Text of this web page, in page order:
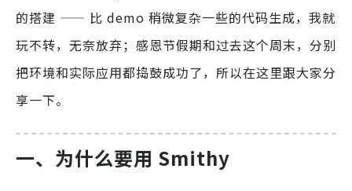
的搭建 —— 比 demo 稍微复杂一些的代码生成，我就
玩不转，无奈放弃；感恩节假期和过去这个周末，分别
把环境和实际应用都捣鼓成功了，所以在这里跟大家分
享一下。
一、 为什么要用 Smithy